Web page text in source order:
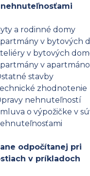
a rodinné domy
v bytových
v bytových
v
stavby
zhodnotenie
nehnuteľností
o výpožičke v
odpočítanej pri
v príkladoch